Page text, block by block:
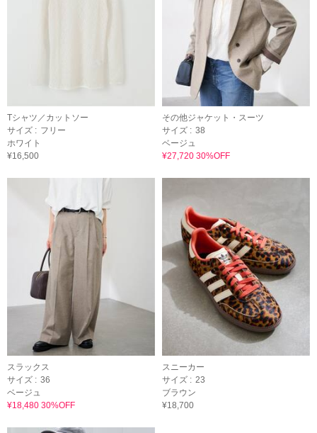
Tシャツ／カットソー
サイズ : フリー
ホワイト
¥16,500
その他ジャケット・スーツ
サイズ : 38
ベージュ
¥27,720 30%OFF
スラックス
サイズ : 36
ベージュ
¥18,480 30%OFF
スニーカー
サイズ : 23
ブラウン
¥18,700